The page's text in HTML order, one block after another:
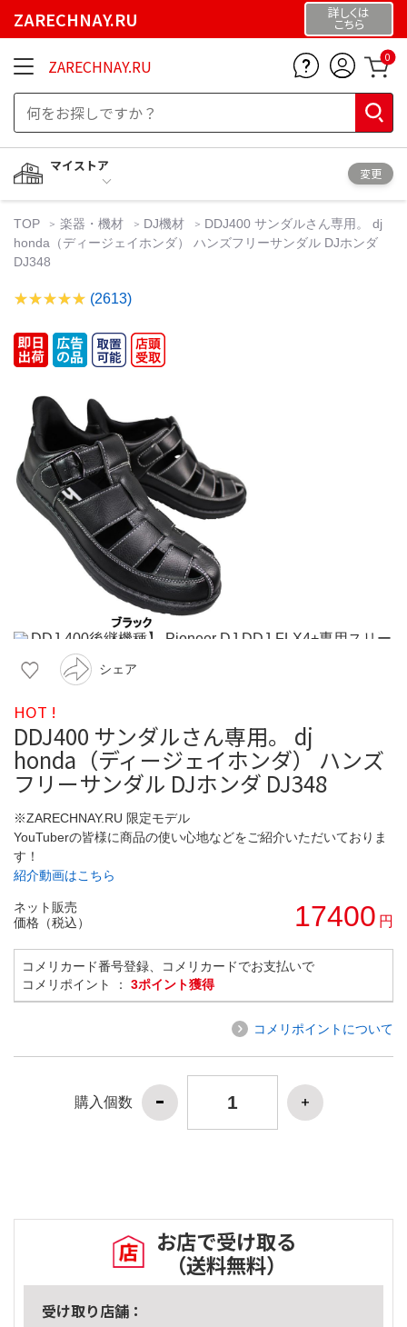
ZARECHNAY.RU 詳しくは
こちら
ZARECHNAY.RU 0
マイストア
変更
TOP 楽器・機材 DJ機材
DDJ400 サンダルさん専用。 dj
honda（ディージェイホンダ） ハンズフリーサンダル DJホンダ
DJ348
(2613)
シェア
HOT !
DDJ400 サンダルさん専用。 dj
honda（ディージェイホンダ） ハンズ
フリーサンダル DJホンダ DJ348
※ZARECHNAY.RU 限定モデル
YouTuberの皆様に商品の使い心地などをご紹介いただいておりま
す！
紹介動画はこちら
ネット販売
価格（税込）
17400 円
コメリカード番号登録、コメリカードでお支払いで
コメリポイント ： 3ポイント獲得
コメリポイントについて
購入個数
お店で受け取る
（送料無料）
受け取り店舗：